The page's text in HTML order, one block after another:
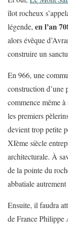
îlot rocheux
légende, en l’an
alors évêque
construire un
En 966, une
construction d’une
commence même
les premiers
devient trop petite
XIème siècle
architecturale. À
de la pointe du
abbatiale
Ensuite, il faudra
de France Philippe